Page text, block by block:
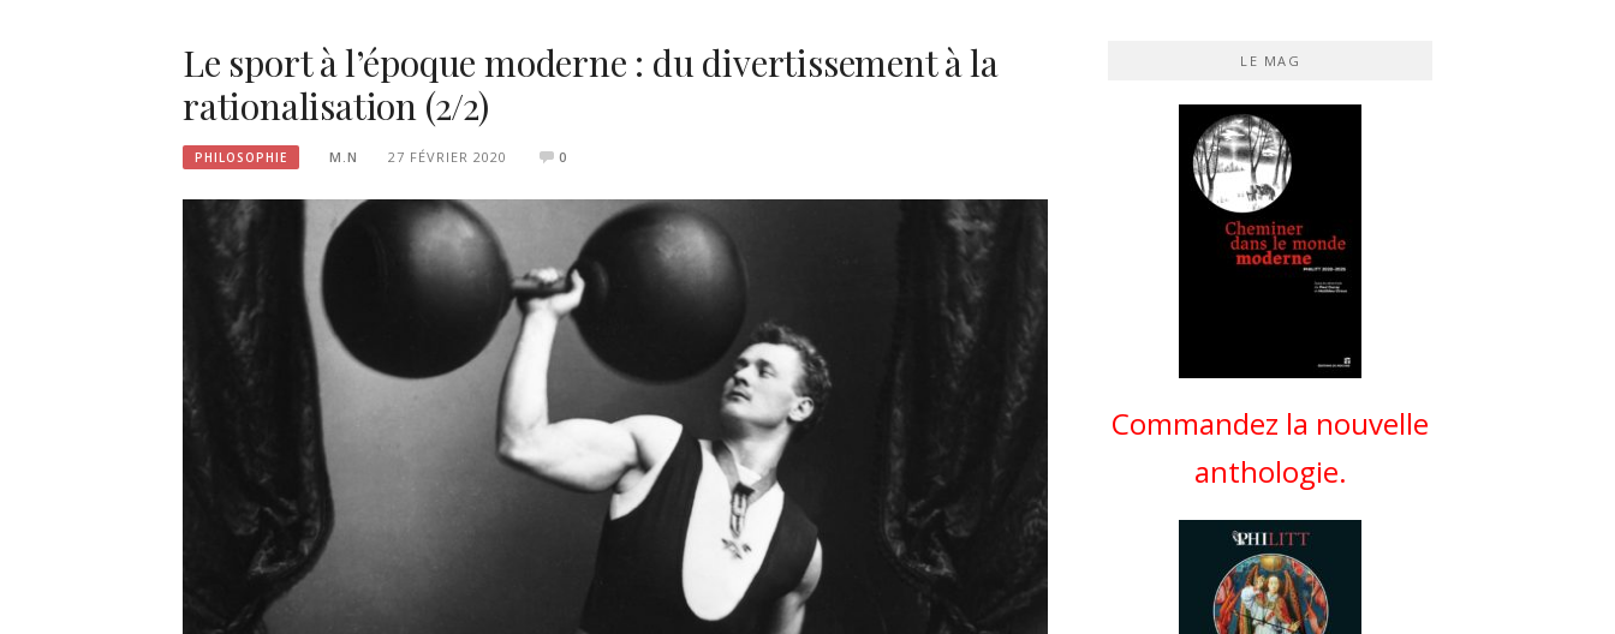
Le sport à l’époque moderne : du divertissement à la
rationalisation (2/2)
PHILOSOPHIE M.N 27 FÉVRIER 2020 0
LE MAG
Commandez la nouvelle
anthologie.